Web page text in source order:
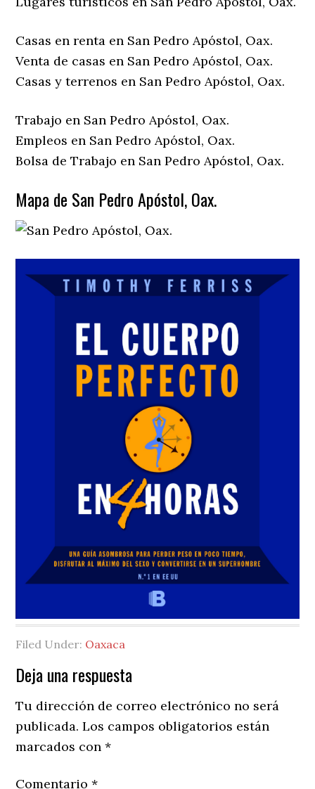
Casas en renta en San Pedro Apóstol, Oax.
Venta de casas en San Pedro Apóstol, Oax.
Casas y terrenos en San Pedro Apóstol, Oax.
Trabajo en San Pedro Apóstol, Oax.
Empleos en San Pedro Apóstol, Oax.
Bolsa de Trabajo en San Pedro Apóstol, Oax.
Mapa de San Pedro Apóstol, Oax.
Filed Under: Oaxaca
Reader
Interactions
Deja una respuesta
Tu dirección de correo electrónico no será
publicada. Los campos obligatorios están
marcados con*
Comentario*